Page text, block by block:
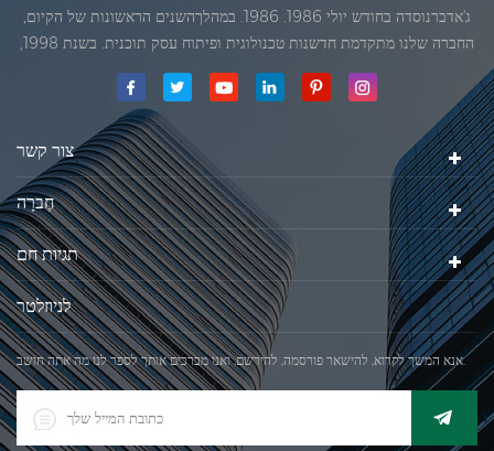
ג'אדברנוסדה בחודש יולי 1986. 1986. במהלךהשנים הראשונות של הקיום,
החברה שלנו מתקדמת חדשנות טכנולוגית ופיתוח עסק תוכנית. בשנת 1998,
החברה שלנו השיגה את המטרה האיכותי, כאשר הראשון של המוצרים שלנו
ג'אדברסולם ושות 'בע"מהיה
צור קשר
חֶברָה
תגיות חם
לניוזלטר
אנא המשך לקרוא, להישאר פורסמה, להירשם, ואנו מברכים אותך לספר לנו מה אתה חושב.